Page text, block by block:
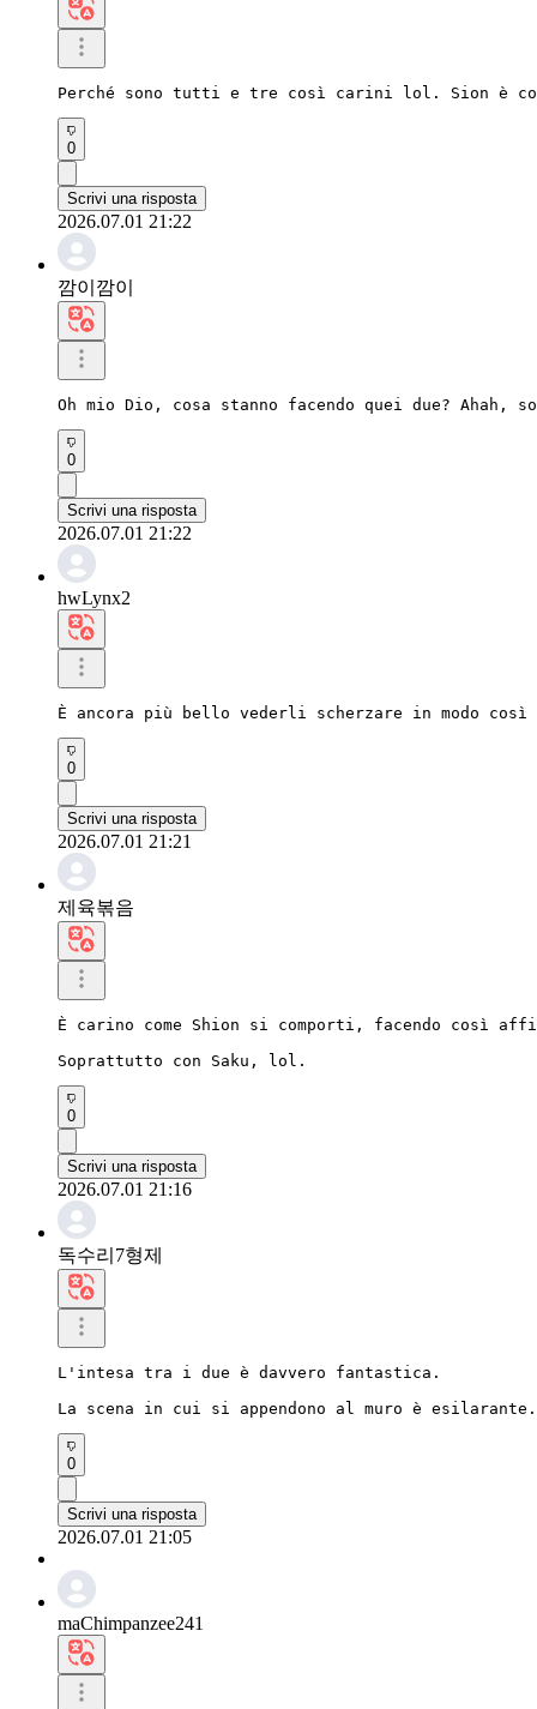
Perché sono tutti e tre così carini lol. Sion è
0
Scrivi una risposta
2026.07.01 21:22
깜이깜이
Oh mio Dio, cosa stanno facendo quei due? Ahah,
0
Scrivi una risposta
2026.07.01 21:22
hwLynx2
È ancora più bello vederli scherzare in modo
0
Scrivi una risposta
2026.07.01 21:21
제육볶음
È carino come Shion si comporti, facendo così
Soprattutto con Saku, lol.
0
Scrivi una risposta
2026.07.01 21:16
독수리7형제
L'intesa tra i due è davvero fantastica.
La scena in cui si appendono al muro è esilarante.
0
Scrivi una risposta
2026.07.01 21:05
maChimpanzee241